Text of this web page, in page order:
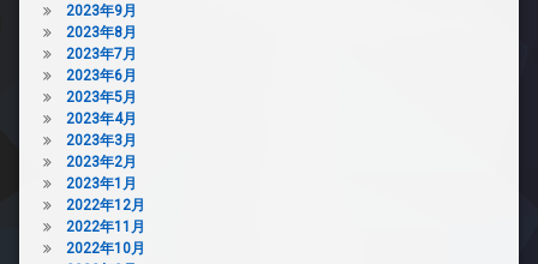
2023年9月
2023年8月
2023年7月
2023年6月
2023年5月
2023年4月
2023年3月
2023年2月
2023年1月
2022年12月
2022年11月
2022年10月